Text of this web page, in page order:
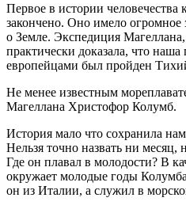
Первое в истории человечества
закончено. Оно имело огромное
о Земле. Экспедиция
практически доказала, что
европейцами был пройден
Не менее известным
Магеллана Христофор Колумб.
История мало что сохранила
Нельзя точно назвать ни месяц,
Где он плавал в молодости? В
окружает молодые годы
он из Италии, а служил в